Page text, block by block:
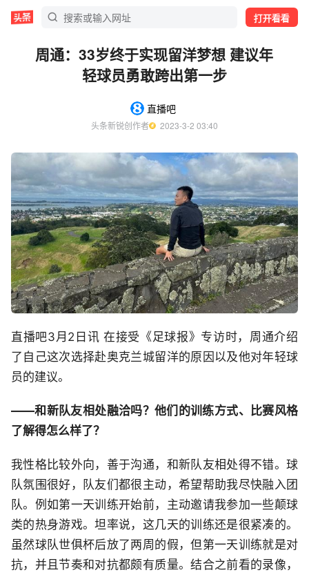
打开看看
周通：33岁终于实现留洋梦想 建议年
轻球员勇敢跨出第一步
直播吧
头条新锐创作者
  2023-3-2 03:40
直播吧3月2日讯 在接受《足球报》专访时，周通介绍
了自己这次选择赴奥克兰城留洋的原因以及他对年轻球
员的建议。
——和新队友相处融洽吗？他们的训练方式、比赛风格
了解得怎么样了？
我性格比较外向，善于沟通，和新队友相处得不错。球
队氛围很好，队友们都很主动，希望帮助我尽快融入团
队。例如第一天训练开始前，主动邀请我参加一些颠球
类的热身游戏。坦率说，这几天的训练还是很紧凑的。
虽然球队世俱杯后放了两周的假，但第一天训练就是对
抗，并且节奏和对抗都颇有质量。结合之前看的录像，